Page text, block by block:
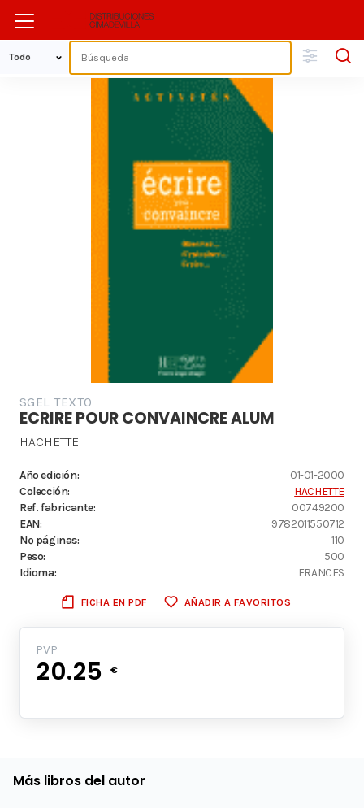
SGEL TEXTO
ECRIRE POUR CONVAINCRE ALUM
HACHETTE
Año edición:
01-01-2000
Colección:
HACHETTE
Ref. fabricante:
00749200
EAN:
9782011550712
Nº páginas:
110
Peso:
500
Idioma:
FRANCES
FICHA EN PDF AÑADIR A FAVORITOS
PVP
20.25 €
Más libros del autor